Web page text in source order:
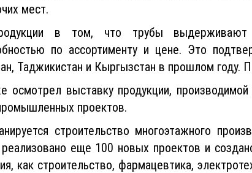
мест.
в том, что трубы
по ассортименту и цене. Это
Таджикистан и Кыргызстан в прошлом году.
осмотрел выставку продукции,
проектов.
строительство многоэтажного
еще 100 новых проектов и
как строительство, фармацевтика,